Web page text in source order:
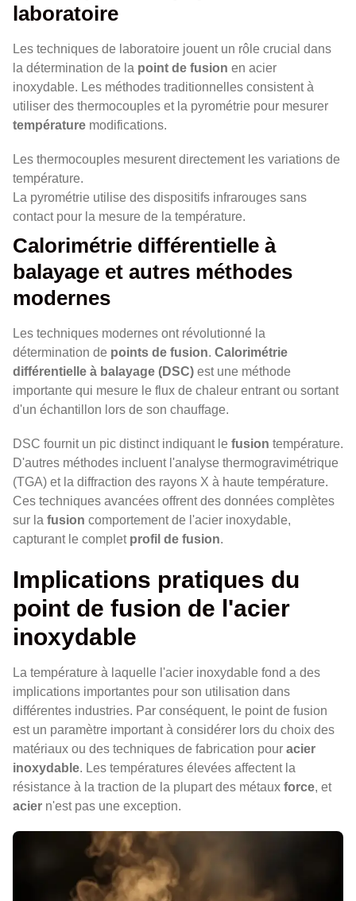
laboratoire
Les techniques de laboratoire jouent un rôle crucial dans
la détermination de la point de fusion en acier
inoxydable. Les méthodes traditionnelles consistent à
utiliser des thermocouples et la pyrométrie pour mesurer
température modifications.
Les thermocouples mesurent directement les variations de
température.
La pyrométrie utilise des dispositifs infrarouges sans
contact pour la mesure de la température.
Calorimétrie différentielle à
balayage et autres méthodes
modernes
Les techniques modernes ont révolutionné la
détermination de points de fusion. Calorimétrie
différentielle à balayage (DSC) est une méthode
importante qui mesure le flux de chaleur entrant ou sortant
d'un échantillon lors de son chauffage.
DSC fournit un pic distinct indiquant le fusion température.
D'autres méthodes incluent l'analyse thermogravimétrique
(TGA) et la diffraction des rayons X à haute température.
Ces techniques avancées offrent des données complètes
sur la fusion comportement de l'acier inoxydable,
capturant le complet profil de fusion.
Implications pratiques du
point de fusion de l'acier
inoxydable
La température à laquelle l'acier inoxydable fond a des
implications importantes pour son utilisation dans
différentes industries. Par conséquent, le point de fusion
est un paramètre important à considérer lors du choix des
matériaux ou des techniques de fabrication pour acier
inoxydable. Les températures élevées affectent la
résistance à la traction de la plupart des métaux force, et
acier n'est pas une exception.